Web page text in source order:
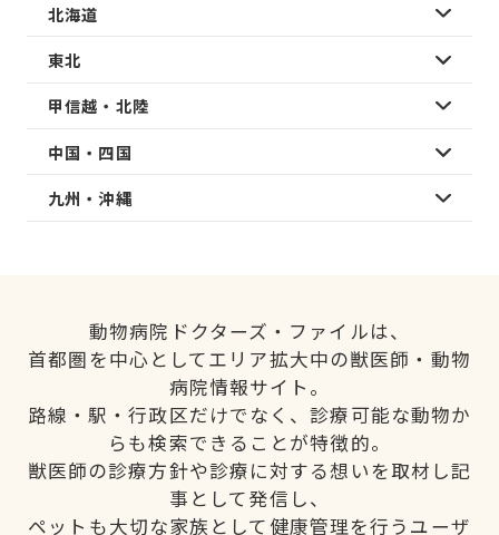
北海道
東北
甲信越・北陸
中国・四国
九州・沖縄
動物病院ドクターズ・ファイルは、
首都圏を中心としてエリア拡大中の獣医師・動物
病院情報サイト。
路線・駅・行政区だけでなく、診療可能な動物か
らも検索できることが特徴的。
獣医師の診療方針や診療に対する想いを取材し記
事として発信し、
ペットも大切な家族として健康管理を行うユーザ